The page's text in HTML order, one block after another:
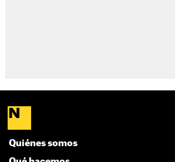
Quiénes somos